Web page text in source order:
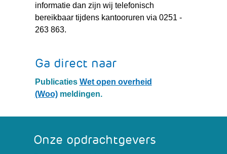
informatie dan zijn wij telefonisch
bereikbaar tijdens kantooruren via 0251 -
263 863.
Ga direct naar
Publicaties Wet open overheid
(Woo)meldingen.
Onze opdrachtgevers